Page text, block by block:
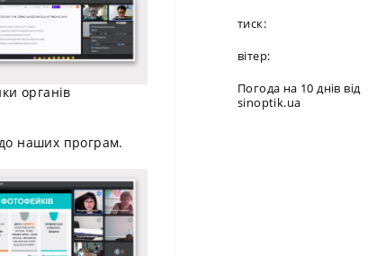
органів
наших програм.
тиск:
вітер:
Погода на 10 днів від
sinoptik.ua